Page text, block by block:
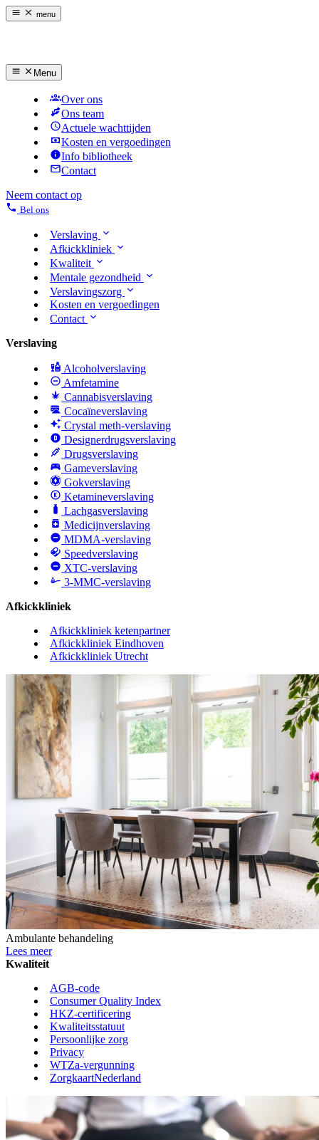
menu
Menu
Over ons
Ons team
Actuele wachttijden
Kosten en vergoedingen
Info bibliotheek
Contact
Neem contact op
Bel ons
Verslaving
Afkickkliniek
Kwaliteit
Mentale gezondheid
Verslavingszorg
Kosten en vergoedingen
Contact
Verslaving
Alcoholverslaving
Amfetamine
Cannabisverslaving
Cocaïneverslaving
Crystal meth-verslaving
Designerdrugsverslaving
Drugsverslaving
Gameverslaving
Gokverslaving
Ketamineverslaving
Lachgasverslaving
Medicijnverslaving
MDMA-verslaving
Speedverslaving
XTC-verslaving
3-MMC-verslaving
Afkickkliniek
Afkickkliniek ketenpartner
Afkickkliniek Eindhoven
Afkickkliniek Utrecht
Ambulante behandeling
Lees meer
Kwaliteit
AGB-code
Consumer Quality Index
HKZ-certificering
Kwaliteitsstatuut
Persoonlijke zorg
Privacy
WTZa-vergunning
ZorgkaartNederland